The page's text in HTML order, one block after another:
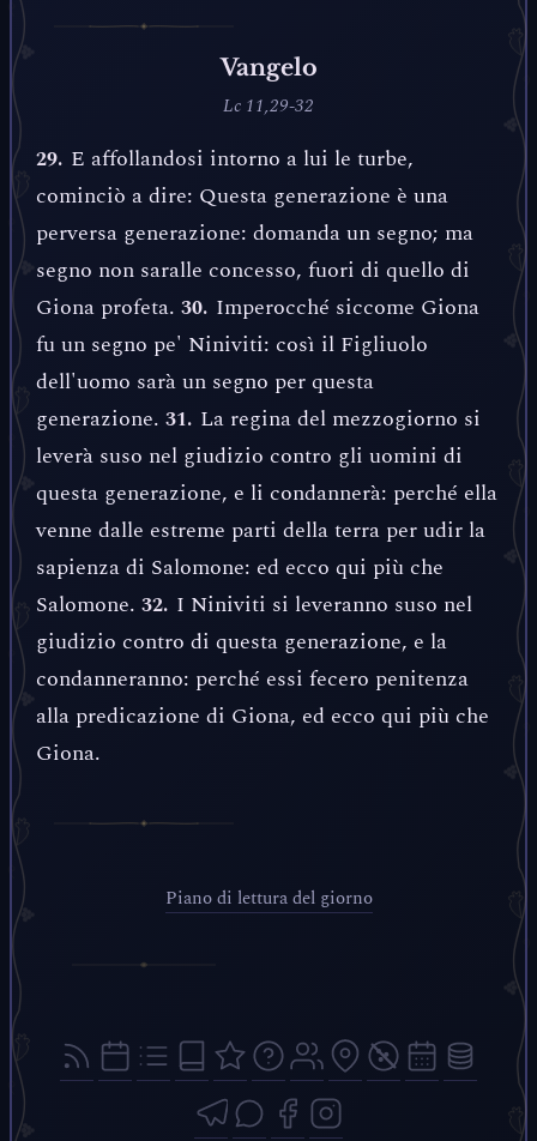
Vangelo
Lc 11,29-32
29. E affollandosi intorno a lui le turbe,
cominciò a dire: Questa generazione è una
perversa generazione: domanda un segno; ma
segno non saralle concesso, fuori di quello di
Giona profeta. 30. Imperocché siccome Giona
fu un segno pe' Niniviti: così il Figliuolo
dell'uomo sarà un segno per questa
generazione. 31. La regina del mezzogiorno si
leverà suso nel giudizio contro gli uomini di
questa generazione, e li condannerà: perché ella
venne dalle estreme parti della terra per udir la
sapienza di Salomone: ed ecco qui più che
Salomone. 32. I Niniviti si leveranno suso nel
giudizio contro di questa generazione, e la
condanneranno: perché essi fecero penitenza
alla predicazione di Giona, ed ecco qui più che
Giona.
Piano di lettura del giorno